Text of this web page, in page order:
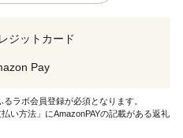
ジットカード
Pay
ラボ会員登録が必須となります。
い方法」にAmazonPAYの記載がある返礼